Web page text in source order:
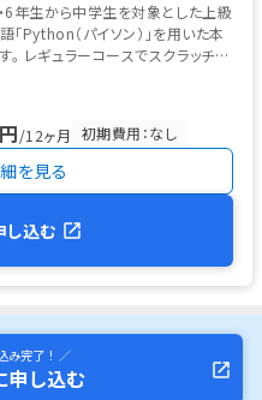
6年生から中学生を対象とした上級
「Python（パイソン）」を用いた本
チ型
/12ヶ月 初期費用：なし
を見る
込む
み完了！ ／
申し込む